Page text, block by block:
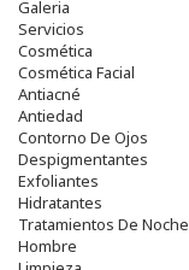
Galeria
Servicios
Cosmética
Cosmética Facial
Antiacné
Antiedad
Contorno De Ojos
Despigmentantes
Exfoliantes
Hidratantes
Tratamientos De Noche
Hombre